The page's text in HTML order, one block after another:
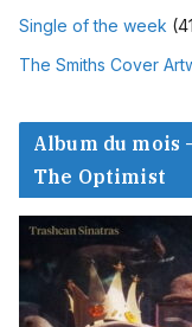
Single of the week
The Smiths Cover
Album du mois
The Optimist